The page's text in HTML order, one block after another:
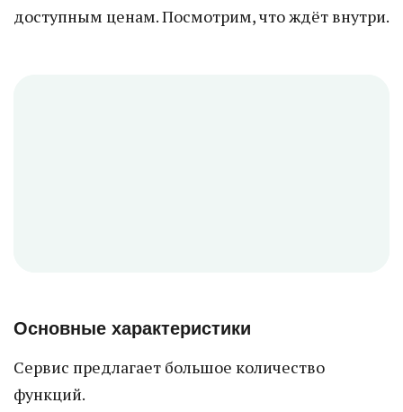
доступным ценам. Посмотрим, что ждёт внутри.
Основные характеристики
Сервис предлагает большое количество
функций.